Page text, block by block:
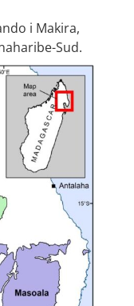
i Makira,
Sud.